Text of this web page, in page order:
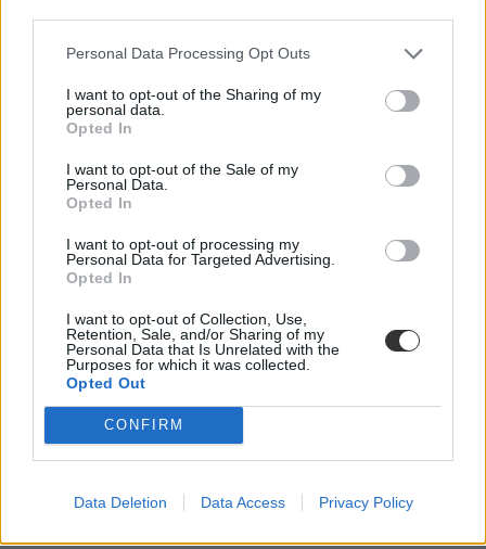
Personal Data Processing Opt Outs
I want to opt-out of the Sharing of my
personal data.
Opted In
I want to opt-out of the Sale of my
Personal Data.
Opted In
I want to opt-out of processing my
Personal Data for Targeted Advertising.
Opted In
I want to opt-out of Collection, Use,
Retention, Sale, and/or Sharing of my
Personal Data that Is Unrelated with the
Purposes for which it was collected.
Opted Out
CONFIRM
Data Deletion Data Access Privacy Policy
pte
pécsi tudományegyetem
Színház- és Filmművészeti Intézet
új szakok
művészeti képzések